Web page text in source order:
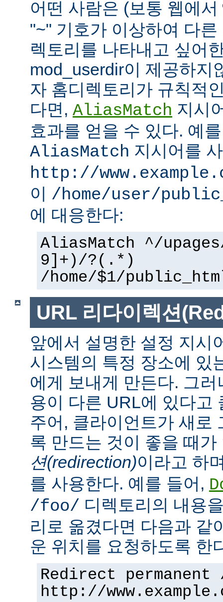
어떤 사람은 (보통 웹에서
"~" 기호가 이상하여 다
렉토리를 나타내고 싶어
mod_userdir이 제공하지
자 홈디렉토리가 규칙적
다면, AliasMatch 지시
효과를 얻을 수 있다. 예
AliasMatch 지시어를
http://
이 /home/user/
에 대응한다:
AliasMatch ^/
9]+)/?(.*)
/home/$1/
URL 리다이렉션
앞에서 설명한 설정 지시
시스템의 특정 장소에 있
에게 보내게 만든다. 그
용이 다른 URL에 있다고
주어, 클라이언트가 새로
록 만드는 것이 좋을 때
션(redirection)이라고 하
를 사용한다. 예를 들어,
/foo/ 디렉토리의 내용
리로 옮겼다면 다음과 같
운 위치를 요청하도록 한
Redirect
http://